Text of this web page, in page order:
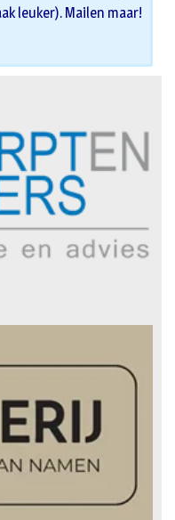
leuker). Mailen maar!